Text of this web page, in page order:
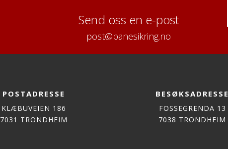
Send oss en e-post
post@banesikring.no
POSTADRESSE
KLÆBUVEIEN 186
7031 TRONDHEIM
BESØKSADRESSE
FOSSEGRENDA 13
7038 TRONDHEIM